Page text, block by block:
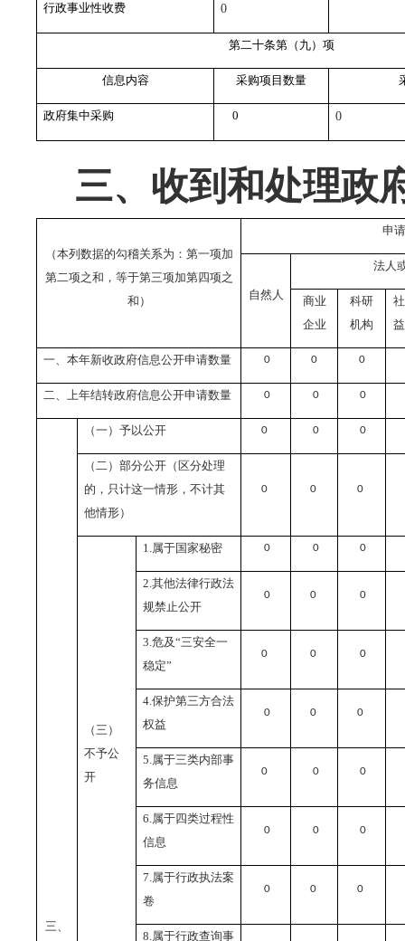
行政事业性收费 0
第二十条第（九）项
信息内容 采购项目数量
政府集中采购 0 0
三、收到和处理政
（本列数据的勾稽关系为：第一项加
第二项之和，等于第三项加第四项之
和）
申
自然人
法人
商业
企业
科研
机构
一、本年新收政府信息公开申请数量 0 0 0
二、上年结转政府信息公开申请数量 0 0 0
三、
（一）予以公开 0 0 0
（二）部分公开（区分处理
的，只计这一情形，不计其
他情形）
0 0 0
（三）
不予公
开
1.属于国家秘密 0 0 0
2.其他法律行政法
规禁止公开
0 0 0
3.危及“三安全一
稳定”
0 0 0
4.保护第三方合法
权益
0 0 0
5.属于三类内部事
务信息
0 0 0
6.属于四类过程性
信息
0 0 0
7.属于行政执法案
卷
0 0 0
8.属于行政查询事